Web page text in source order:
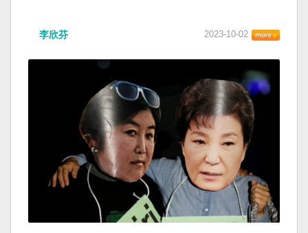
李欣芬 2023-10-02